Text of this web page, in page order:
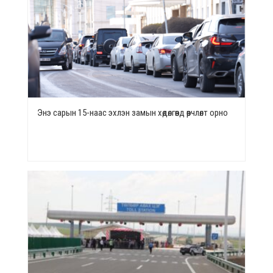
Энэ сарын 15-наас эхлэн замын хөдөлгөөнд өөрчлөлт орно